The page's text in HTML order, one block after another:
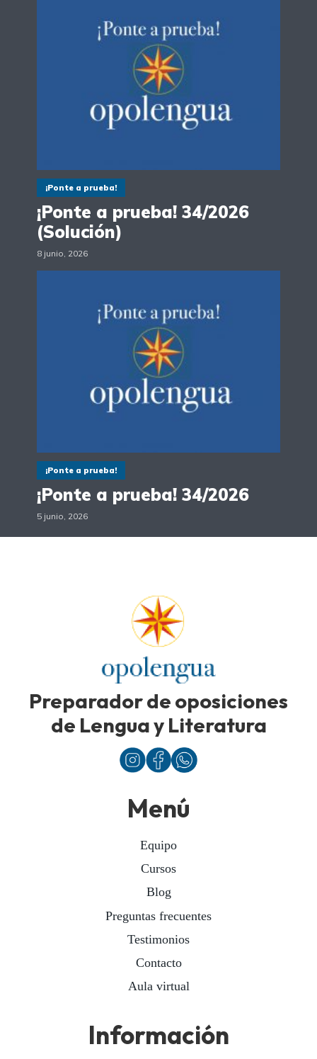
¡Ponte a prueba!
¡Ponte a prueba! 34/2026
(Solución)
8 junio, 2026
¡Ponte a prueba!
¡Ponte a prueba! 34/2026
5 junio, 2026
Preparador de oposiciones
de Lengua y Literatura
Menú
Equipo
Cursos
Blog
Preguntas frecuentes
Testimonios
Contacto
Aula virtual
Información